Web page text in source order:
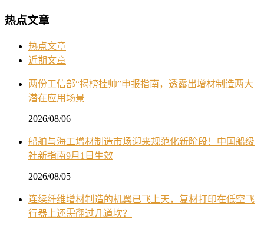
热点文章
热点文章
近期文章
两份工信部“揭榜挂帅”申报指南，透露出增材制造两大
潜在应用场景
2026/08/06
船舶与海工增材制造市场迎来规范化新阶段！中国船级
社新指南9月1日生效
2026/08/05
连续纤维增材制造的机翼已飞上天，复材打印在低空飞
行器上还需翻过几道坎？